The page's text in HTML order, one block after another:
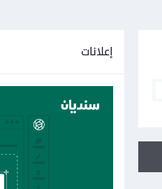
إعلانات